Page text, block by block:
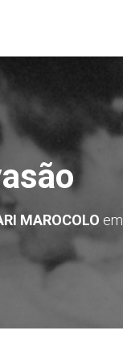
MAROCOLO em